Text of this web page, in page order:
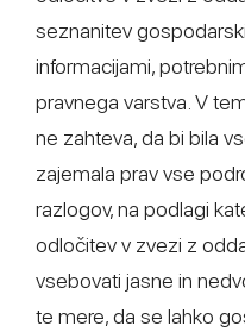
seznanitev
informacijami,
pravnega varstva. V
ne zahteva, da bi bila
zajemala prav vse
razlogov, na podlagi
odločitev v zvezi z
vsebovati jasne in
te mere, da se lahko